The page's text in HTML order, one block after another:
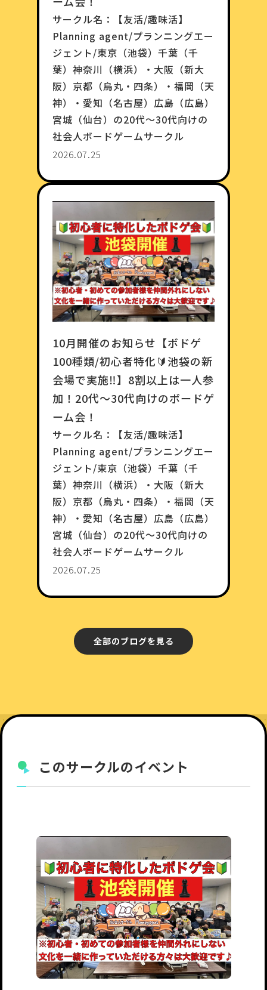
サークル名：
【友活/趣味活】
Planning agent/プランニングエー
ジェント/東京（池袋）千葉（千
葉）神奈川（横浜）・大阪（新大
阪）京都（烏丸・四条）・福岡（天
神）・愛知（名古屋）広島（広島）
宮城（仙台）の20代〜30代向けの
社会人ボードゲームサークル
2026.07.25
10月開催のお知らせ【ボドゲ
100種類/初心者特化🔰池袋の新
会場で実施‼️】8割以上は一人参
加！20代〜30代向けのボードゲ
ーム会！
サークル名：
【友活/趣味活】
Planning agent/プランニングエー
ジェント/東京（池袋）千葉（千
葉）神奈川（横浜）・大阪（新大
阪）京都（烏丸・四条）・福岡（天
神）・愛知（名古屋）広島（広島）
宮城（仙台）の20代〜30代向けの
社会人ボードゲームサークル
2026.07.25
全部のブログを見る
このサークルのイベント